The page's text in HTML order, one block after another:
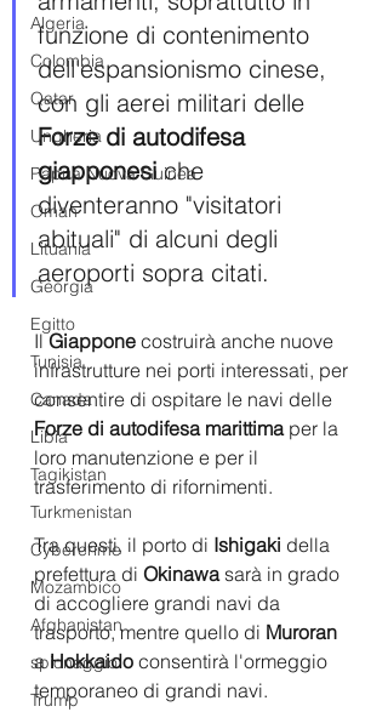
Algeria
Colombia
Qatar
Ungheria
Papua Nuova Guinea
Oman
Lituania
Georgia
Egitto
Tunisia
Canada
Libia
Tagikistan
Turkmenistan
Cybercrime
Mozambico
Afghanistan
spionaggio
Trump
funzione di contenimento
dell'espansionismo cinese,
con gli aerei militari delle
Forze di autodifesa
giapponesi che
diventeranno "visitatori
abituali" di alcuni degli
aeroporti sopra citati.
Il Giappone costruirà anche nuove
infrastrutture nei porti interessati, per
consentire di ospitare le navi delle
Forze di autodifesa marittima per la
loro manutenzione e per il
trasferimento di rifornimenti.
Tra questi, il porto di Ishigaki della
prefettura di Okinawa sarà in grado
di accogliere grandi navi da
trasporto, mentre quello di Muroran
a Hokkaido consentirà l'ormeggio
temporaneo di grandi navi.